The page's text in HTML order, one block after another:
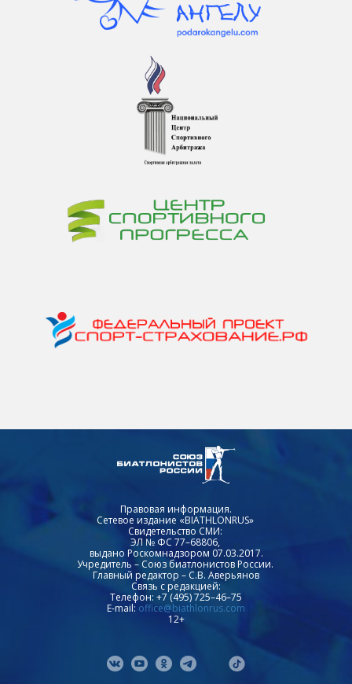
Правовая информация.
Сетевое издание «BIATHLONRUS»
Свидетельство СМИ:
ЭЛ № ФС 77–68806,
выдано Роскомнадзором 07.03.2017.
Учредитель – Союз биатлонистов России.
Главный редактор – С.В. Аверьянов
Связь с редакцией:
Телефон: +7 (495) 725–46–75
E-mail: office@biathlonrus.com
12+